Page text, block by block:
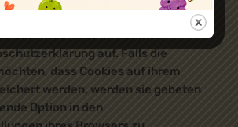
klären hierüber im Rahmen
auf. Falls die
dass Cookies auf ihrem
werden, werden sie gebeten
Option in den